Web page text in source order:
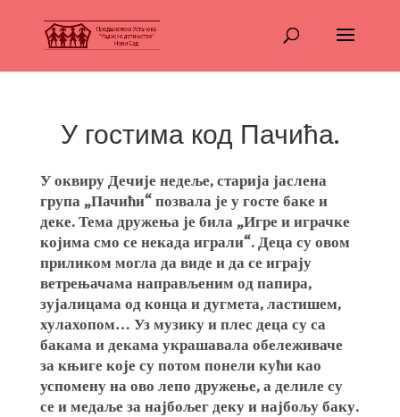
У гостима код Пачића.
У оквиру Дечије недеље, старија јаслена
група „Пачићи“ позвала је у госте баке и
деке. Тема дружења је била „Игре и играчке
којима смо се некада играли“. Деца су овом
приликом могла да виде и да се играју
ветрењачама направљеним од папира,
зујалицама од конца и дугмета, ластишем,
хулахопом… Уз музику и плес деца су са
бакама и декама украшавала обележиваче
за књиге које су потом понели кући као
успомену на ово лепо дружење, а делиле су
се и медаље за најбољег деку и најбољу баку.